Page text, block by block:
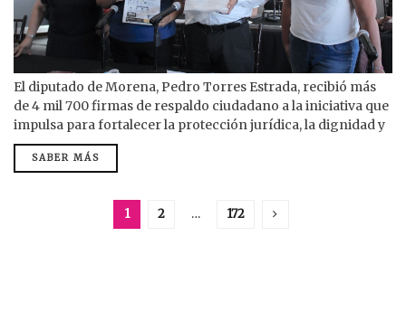
El diputado de Morena, Pedro Torres Estrada, recibió más
de 4 mil 700 firmas de respaldo ciudadano a la iniciativa que
impulsa para fortalecer la protección jurídica, la dignidad y
la integridad de las y los trabajadores de la educación frente
a denuncias infundadas, amenazas y actos de violencia
por las maestras Dalila Flores Gutiérrez y Clara Cecilia...
SABER MÁS
1 2 … 172